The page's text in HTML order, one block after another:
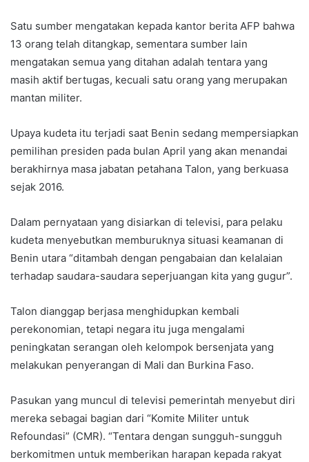
Satu sumber mengatakan kepada kantor berita AFP bahwa
13 orang telah ditangkap, sementara sumber lain
mengatakan semua yang ditahan adalah tentara yang
masih aktif bertugas, kecuali satu orang yang merupakan
mantan militer.
Upaya kudeta itu terjadi saat Benin sedang mempersiapkan
pemilihan presiden pada bulan April yang akan menandai
berakhirnya masa jabatan petahana Talon, yang berkuasa
sejak 2016.
Dalam pernyataan yang disiarkan di televisi, para pelaku
kudeta menyebutkan memburuknya situasi keamanan di
Benin utara “ditambah dengan pengabaian dan kelalaian
terhadap saudara-saudara seperjuangan kita yang gugur”.
Talon dianggap berjasa menghidupkan kembali
perekonomian, tetapi negara itu juga mengalami
peningkatan serangan oleh kelompok bersenjata yang
melakukan penyerangan di Mali dan Burkina Faso.
Pasukan yang muncul di televisi pemerintah menyebut diri
mereka sebagai bagian dari “Komite Militer untuk
Refoundasi” (CMR). “Tentara dengan sungguh-sungguh
berkomitmen untuk memberikan harapan kepada rakyat